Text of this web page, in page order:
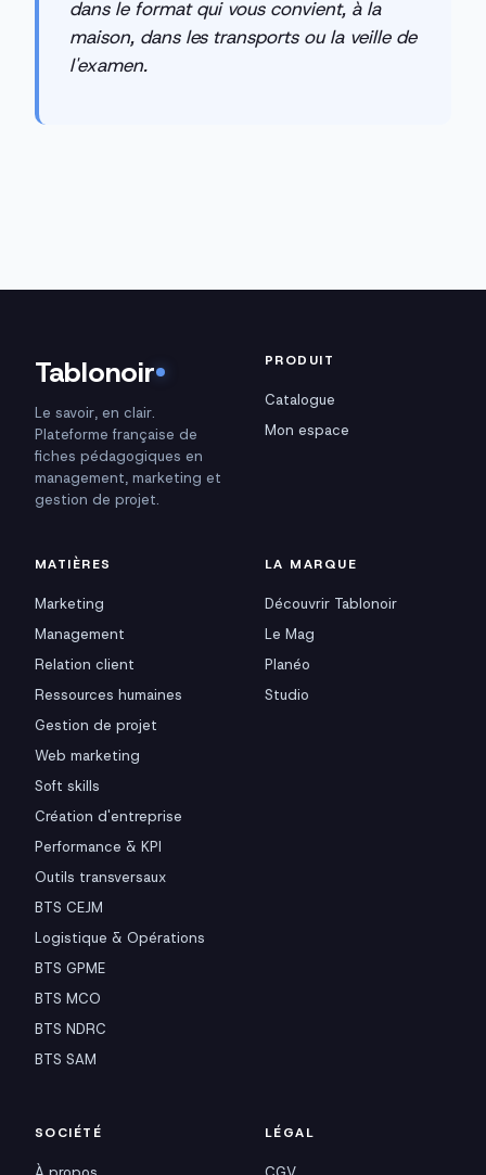
dans le format qui vous convient, à la
maison, dans les transports ou la veille de
l'examen.
Tablonoir
Le savoir, en clair.
Plateforme française de
fiches pédagogiques en
management, marketing et
gestion de projet.
PRODUIT
Catalogue
Mon espace
MATIÈRES
Marketing
Management
Relation client
Ressources humaines
Gestion de projet
Web marketing
Soft skills
Création d'entreprise
Performance & KPI
Outils transversaux
BTS CEJM
Logistique & Opérations
BTS GPME
BTS MCO
BTS NDRC
BTS SAM
LA MARQUE
Découvrir Tablonoir
Le Mag
Planéo
Studio
SOCIÉTÉ LÉGAL